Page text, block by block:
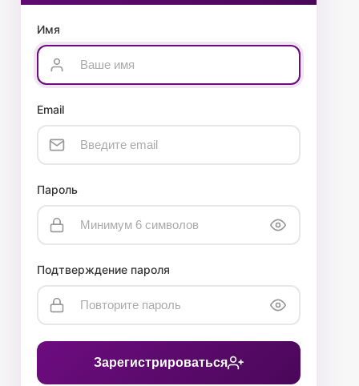
Имя
Email
Пароль
Подтверждение пароля
Зарегистрироваться